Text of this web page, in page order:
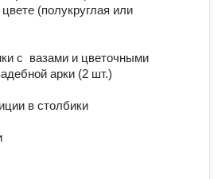
(полукруглая или
с  вазами и цветочными
арки (2 шт.)
в столбики